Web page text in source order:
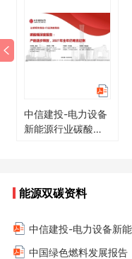
中信建投-电力设备
新能源行业碳酸锂
能源双碳资料
中国绿色燃料发展报告